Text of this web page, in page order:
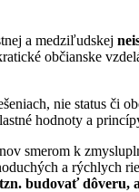
a medziľudskej
občianske
nie status či
hodnoty a
smerom k
a rýchlych
tzn. budovať